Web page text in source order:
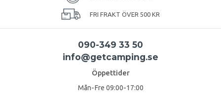
FRI FRAKT ÖVER 500 KR
090-349 33 50
info@getcamping.se
Öppettider
Mån-Fre 09:00-17:00